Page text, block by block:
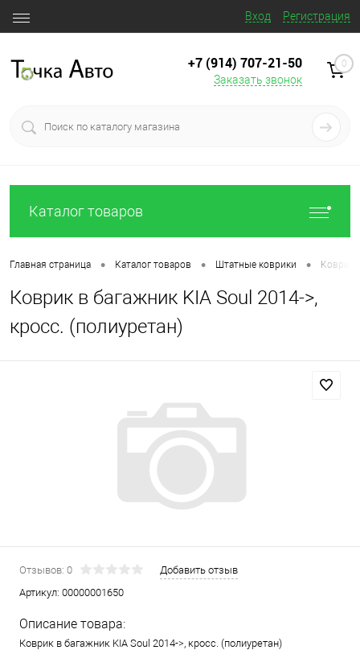
Вход Регистрация
+7 (914) 707‒21‒50
Заказать звонок
0
Каталог товаров
Главная страница • Каталог товаров • Штатные коврики • Коврик
Коврик в багажник KIA Soul 2014->,
кросс. (полиуретан)
Отзывов: 0
Добавить отзыв
Артикул: 00000001650
Описание товара:
Коврик в багажник KIA Soul 2014->, кросс. (полиуретан)